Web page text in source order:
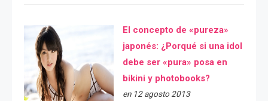
El concepto de «pureza»
japonés: ¿Porqué si una idol
debe ser «pura» posa en
bikini y photobooks?
en 12 agosto 2013